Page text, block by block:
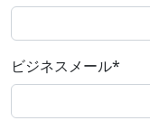
ビジネスメール*